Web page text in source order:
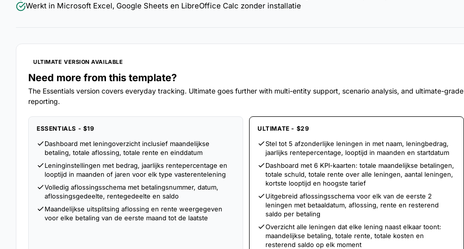
Werkt in Microsoft Excel, Google Sheets en LibreOffice Calc zonder installatie
ULTIMATE VERSION AVAILABLE
Need more from this template?
The Essentials version covers everyday tracking. Ultimate goes further with multi-entity support, scenario analysis, and ultimate-grade
reporting.
ESSENTIALS - $19
Dashboard met leningoverzicht inclusief maandelijkse
betaling, totale aflossing, totale rente en einddatum
Leninginstellingen met bedrag, jaarlijks rentepercentage en
looptijd in maanden of jaren voor elk type vasterentelening
Volledig aflossingsschema met betalingsnummer, datum,
aflossingsgedeelte, rentegedeelte en saldo
Maandelijkse uitsplitsing aflossing en rente weergegeven
voor elke betaling van de eerste maand tot de laatste
ULTIMATE - $29
Stel tot 5 afzonderlijke leningen in met naam, leningbedrag,
jaarlijks rentepercentage, looptijd in maanden en startdatum
Dashboard met 6 KPI-kaarten: totale maandelijkse betalingen,
totale schuld, totale rente over alle leningen, aantal leningen,
kortste looptijd en hoogste tarief
Uitgebreid aflossingsschema voor elk van de eerste 2
leningen met betaaldatum, aflossing, rente en resterend
saldo per betaling
Overzicht alle leningen dat elke lening naast elkaar toont:
maandelijkse betaling, totale rente, totale kosten en
resterend saldo op elk moment